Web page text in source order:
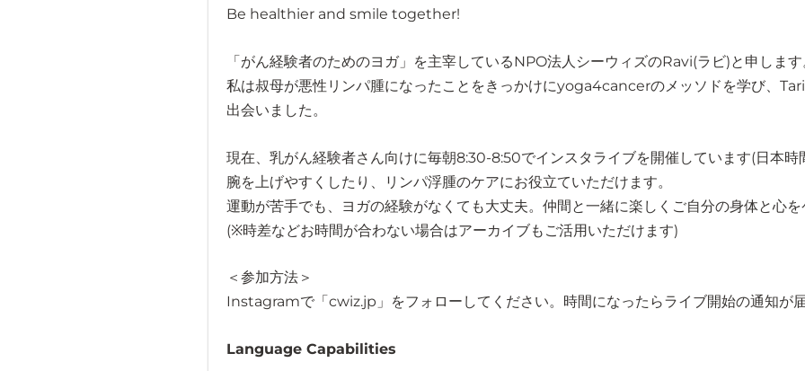
Be healthier and smile together!
「がん経験者のためのヨガ」を主宰しているNPO法人シーウィズのRavi(ラビ)と申します
私は叔母が悪性リンパ腫になったことをきっかけにyoga4cancerのメッソドを学び、
出会いました。
現在、乳がん経験者さん向けに毎朝8:30-8:50でインスタライブを開催しています(日本時
腕を上げやすくしたり、リンパ浮腫のケアにお役立ていただけます。
運動が苦手でも、ヨガの経験がなくても大丈夫。仲間と一緒に楽しくご自分の身体と心を
(※時差などお時間が合わない場合はアーカイブもご活用いただけます)
＜参加方法＞
Instagramで「cwiz.jp」をフォローしてください。時間になったらライブ開始の通知が届
Language Capabilities